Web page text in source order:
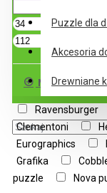
Puzzle dla
Akcesoria
Drewniane
Marka
Ravensburger
Clementoni
Eurographics
Grafika
puzzle
Nova